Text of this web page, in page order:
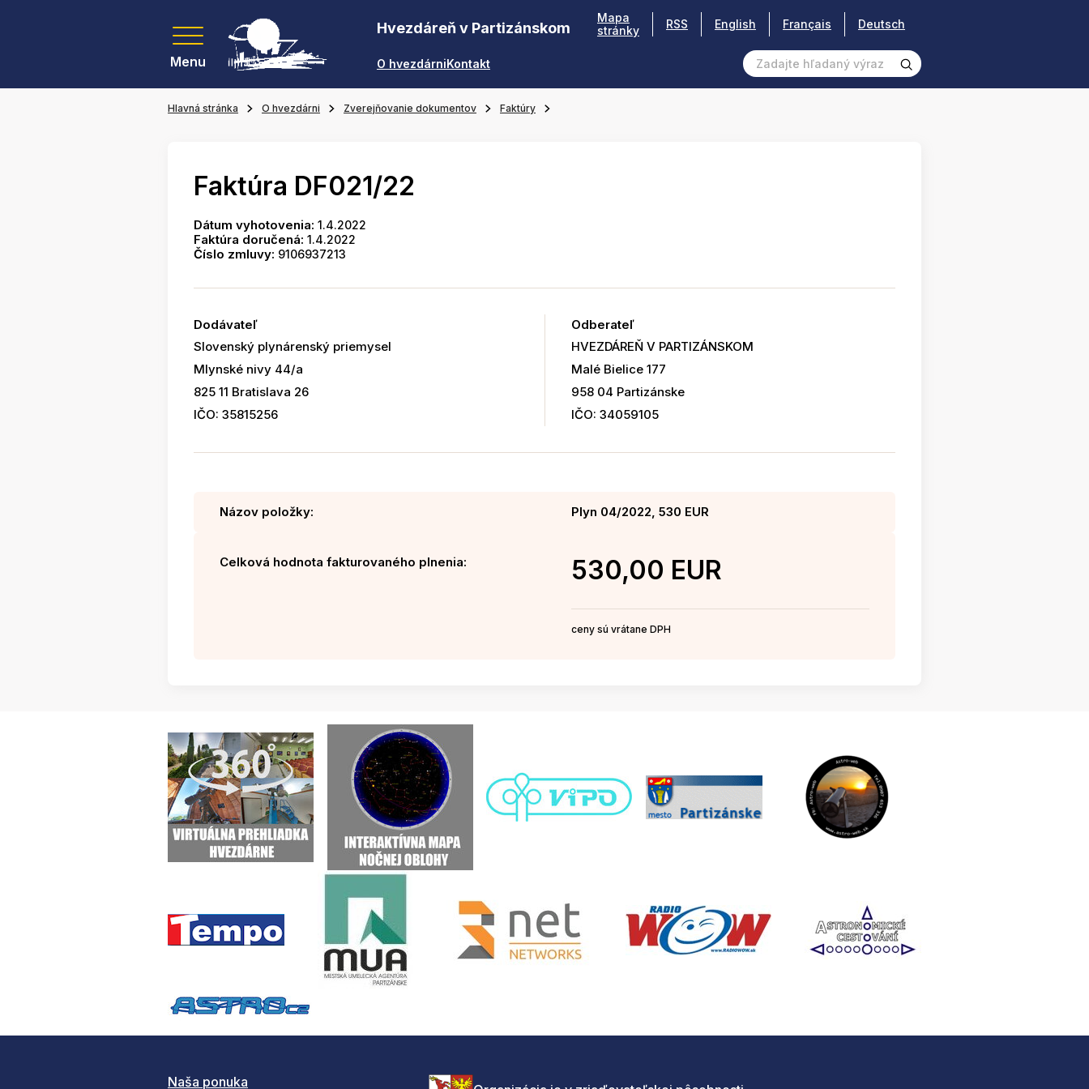
Menu
Hvezdáreň v Partizánskom
O hvezdárniKontakt
Mapa
stránky
RSS English Français Deutsch
Hlavná stránka O hvezdárni Zverejňovanie dokumentov Faktúry
Faktúra DF021/22
Dátum vyhotovenia: 1.4.2022
Faktúra doručená: 1.4.2022
Číslo zmluvy: 9106937213
Dodávateľ
Slovenský plynárenský priemysel
Mlynské nivy 44/a
825 11 Bratislava 26
IČO: 35815256
Odberateľ
HVEZDÁREŇ V PARTIZÁNSKOM
Malé Bielice 177
958 04 Partizánske
IČO: 34059105
Názov položky: Plyn 04/2022, 530 EUR
Celková hodnota fakturovaného plnenia: 530,00 EUR
ceny sú vrátane DPH
Naša ponuka